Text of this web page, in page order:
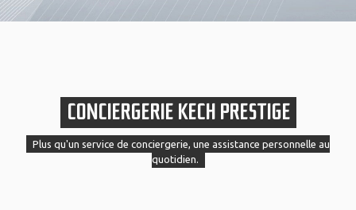
CONCIERGERIE KECH PRESTIGE
Plus qu'un service de conciergerie, une assistance personnelle au
quotidien.